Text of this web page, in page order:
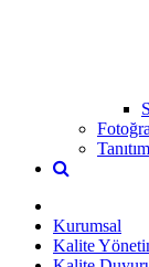
Kurumsal
Kalite